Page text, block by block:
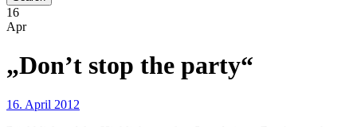
16
Apr
„Don’t stop the party“
16. April 2012